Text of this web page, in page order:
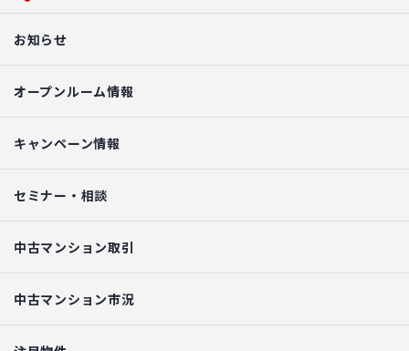
お知らせ
オープンルーム情報
キャンペーン情報
セミナー・相談
中古マンション取引
中古マンション市況